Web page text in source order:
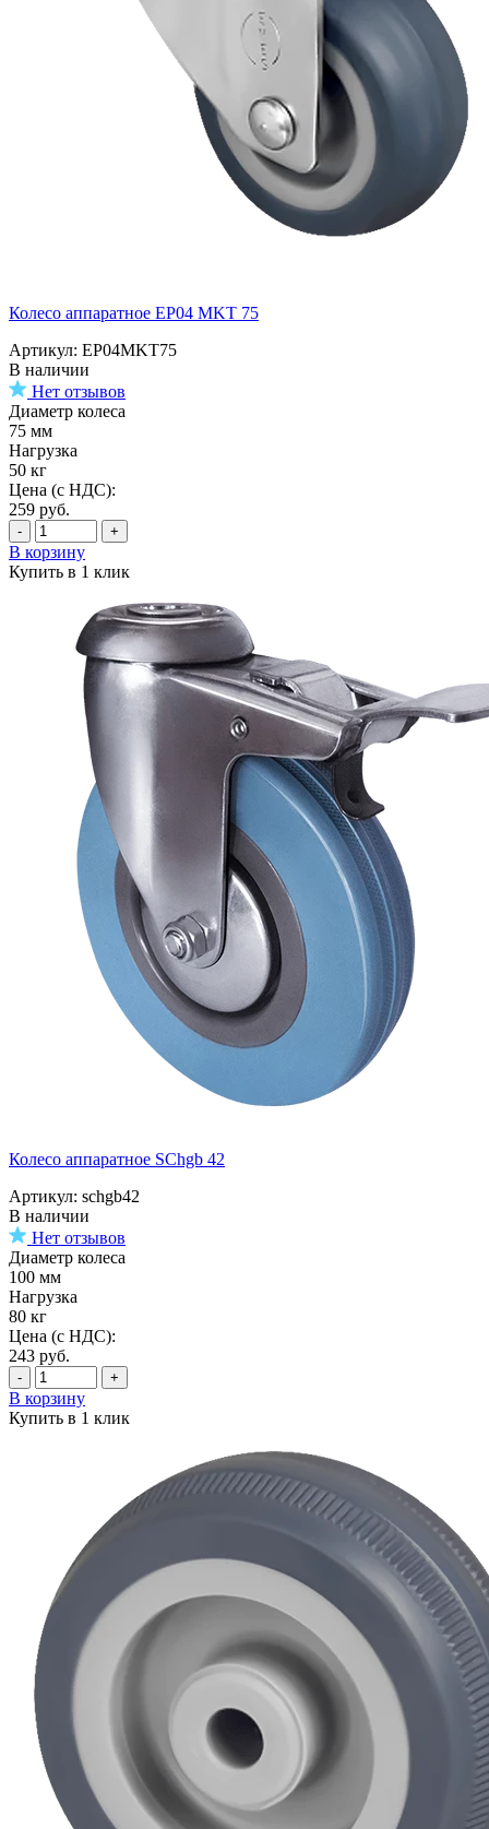
Колесо аппаратное EP04 MKT 75
Артикул: EP04MKT75
В наличии
Нет отзывов
Диаметр колеса
75 мм
Нагрузка
50 кг
Цена (с НДС):
259 руб.
- +
В корзину
Купить в 1 клик
Колесо аппаратное SChgb 42
Артикул: schgb42
В наличии
Нет отзывов
Диаметр колеса
100 мм
Нагрузка
80 кг
Цена (с НДС):
243 руб.
- +
В корзину
Купить в 1 клик